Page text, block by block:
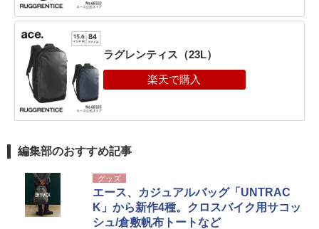
ラグレンティス（23L）
編集部のおすすめ記事
グッズ
エース、カジュアルバッグ「UNTRAC
K」から新作4種。クロスバイク用サコッ
シュ/倉敷帆布トートなど